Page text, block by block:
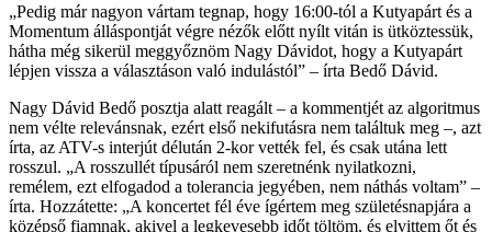
„Pedig már nagyon vártam tegnap, hogy 16:00-tól a Kutyapárt és a
Momentum álláspontját végre nézők előtt nyílt vitán is ütköztessük,
hátha még sikerül meggyőznöm Nagy Dávidot, hogy a Kutyapárt
lépjen vissza a választáson való indulástól” – írta Bedő Dávid.
Nagy Dávid Bedő posztja alatt reagált – a kommentjét az algoritmus
nem vélte relevánsnak, ezért első nekifutásra nem találtuk meg –, azt
írta, az ATV-s interjút délután 2-kor vették fel, és csak utána lett
rosszul. „A rosszullét típusáról nem szeretnénk nyilatkozni,
remélem, ezt elfogadod a tolerancia jegyében, nem náthás voltam” –
írta. Hozzátette: „A koncertet fél éve ígértem meg születésnapjára a
középső fiamnak, akivel a legkevesebb időt töltöm, és elvittem őt és